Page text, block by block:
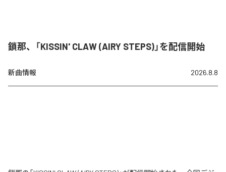
鎖那、「KISSIN' CLAW (AIRY STEPS)」を配信開始
新曲情報 2026.8.8